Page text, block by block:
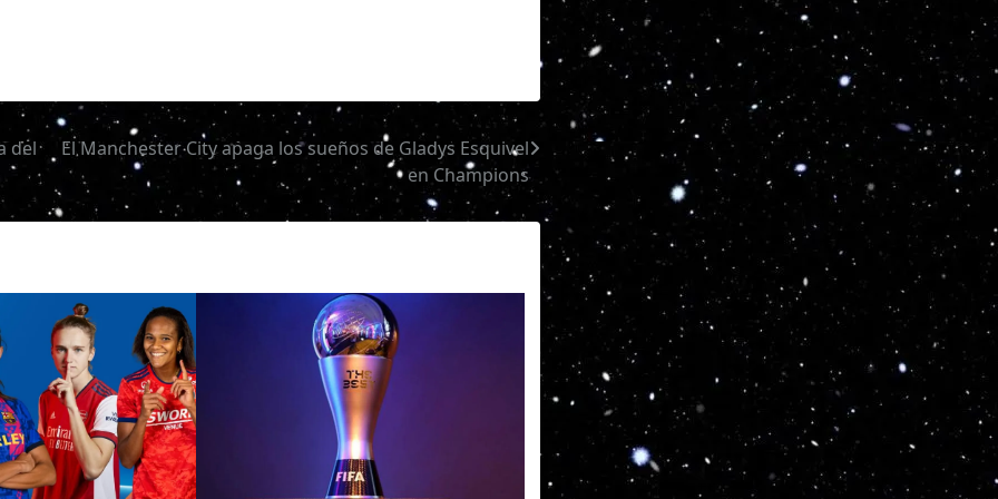
del
El Manchester City apaga los sueños de Gladys Esquivel
en Champions